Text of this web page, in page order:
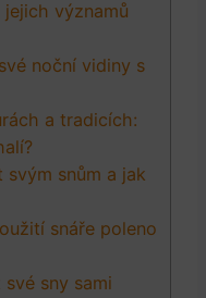
významů
noční vidiny s
a tradicích:
snům a jak
snáře poleno
sny sami